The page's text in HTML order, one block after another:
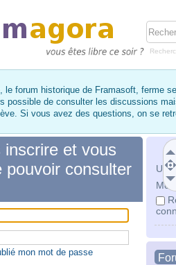
le forum historique de Framasoft, ferme
possible de consulter les discussions
Si vous avez des questions, on se
Mot
et vous
pouvoir consulter
mon mot de passe